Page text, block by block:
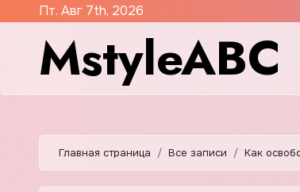
Перейти
содержимому
Пт. Авг 7th, 2026
MstyleABC
Главная страница Все записи Как